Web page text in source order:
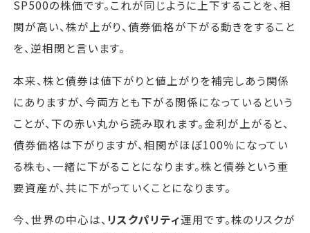
SP500の株価です。これが同じように上下することを、相
関が高い、株が上がり、債券価格が下がる動きをすること
を、逆相関と言います。
本来、株と債券は値下がりと値上がりを補完しあう関係
にありますが、今両方とも下がる関係になっているという
ことが、下の赤い丸から読み取れます。金利が上がると、
債券価格は下がりますが、相関がほぼ100％になってい
る株も、一緒に下がることになります。株と債券という重
要資産が、共に下がっていくことになります。
今、世界の中心は、 リスクパリティ運用です。株のリスクが